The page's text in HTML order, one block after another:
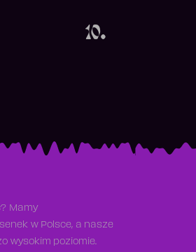
10.
Mamy
w Polsce, a nasze
wysokim poziomie.